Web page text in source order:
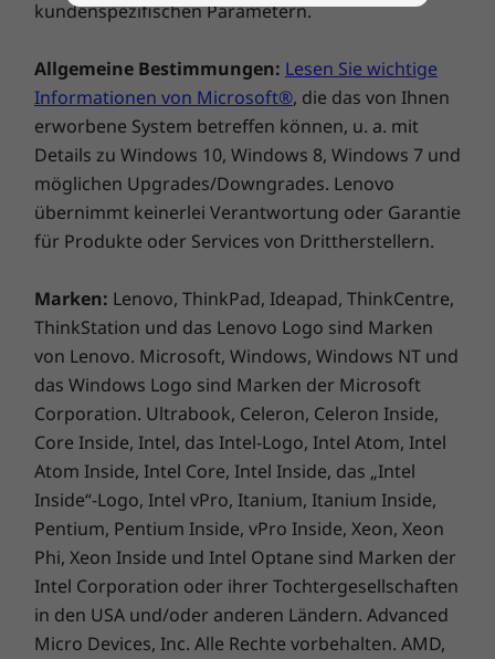
kundenspezifischen Parametern.
Allgemeine Bestimmungen: Lesen Sie wichtige
Informationen von Microsoft®, die das von Ihnen
erworbene System betreffen können, u. a. mit
Details zu Windows 10, Windows 8, Windows 7 und
möglichen Upgrades/Downgrades. Lenovo
übernimmt keinerlei Verantwortung oder Garantie
für Produkte oder Services von Drittherstellern.
Marken: Lenovo, ThinkPad, Ideapad, ThinkCentre,
ThinkStation und das Lenovo Logo sind Marken
von Lenovo. Microsoft, Windows, Windows NT und
das Windows Logo sind Marken der Microsoft
Corporation. Ultrabook, Celeron, Celeron Inside,
Core Inside, Intel, das Intel-Logo, Intel Atom, Intel
Atom Inside, Intel Core, Intel Inside, das „Intel
Inside“-Logo, Intel vPro, Itanium, Itanium Inside,
Pentium, Pentium Inside, vPro Inside, Xeon, Xeon
Phi, Xeon Inside und Intel Optane sind Marken der
Intel Corporation oder ihrer Tochtergesellschaften
in den USA und/oder anderen Ländern. Advanced
Micro Devices, Inc. Alle Rechte vorbehalten. AMD,